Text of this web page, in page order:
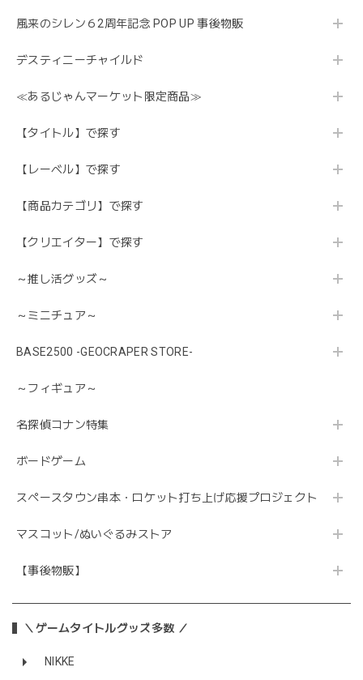
風来のシレン６2周年記念 POP UP 事後物販
デスティニーチャイルド
≪あるじゃんマーケット限定商品≫
【タイトル】で探す
【レーベル】で探す
【商品カテゴリ】で探す
【クリエイター】で探す
～推し活グッズ～
～ミニチュア～
BASE2500 -GEOCRAPER STORE-
～フィギュア～
名探偵コナン特集
ボードゲーム
スペースタウン串本・ロケット打ち上げ応援プロジェクト
マスコット/ぬいぐるみストア
【事後物販】
＼ゲームタイトルグッズ多数 ／
NIKKE